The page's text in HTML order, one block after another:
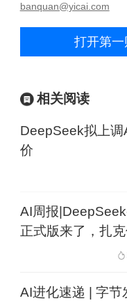
banquan@yicai.com
打开第
相关阅读
DeepSeek拟上调
价
AI周报
正式版来了，扎
AI进化速递 | 字节